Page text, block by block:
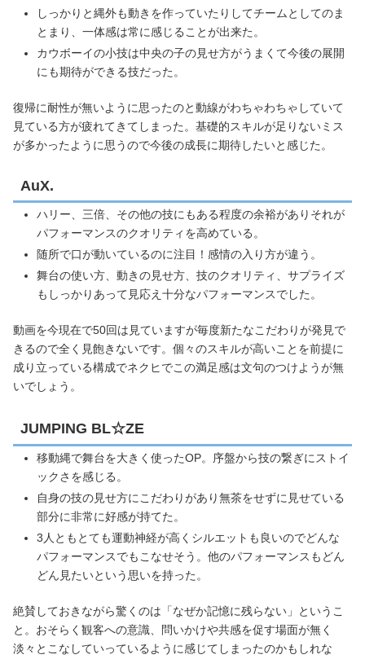
しっかりと縄外も動きを作っていたりしてチームとしてのま
とまり、一体感は常に感じることが出来た。
カウボーイの小技は中央の子の見せ方がうまくて今後の展開
にも期待ができる技だった。
復帰に耐性が無いように思ったのと動線がわちゃわちゃしていて
見ている方が疲れてきてしまった。基礎的スキルが足りないミス
が多かったように思うので今後の成長に期待したいと感じた。
AuX.
ハリー、三倍、その他の技にもある程度の余裕がありそれが
パフォーマンスのクオリティを高めている。
随所で口が動いているのに注目！感情の入り方が違う。
舞台の使い方、動きの見せ方、技のクオリティ、サプライズ
もしっかりあって見応え十分なパフォーマンスでした。
動画を今現在で50回は見ていますが毎度新たなこだわりが発見で
きるので全く見飽きないです。個々のスキルが高いことを前提に
成り立っている構成でネクヒでこの満足感は文句のつけようが無
いでしょう。
JUMPING BL☆ZE
移動縄で舞台を大きく使ったOP。序盤から技の繋ぎにストイ
ックさを感じる。
自身の技の見せ方にこだわりがあり無茶をせずに見せている
部分に非常に好感が持てた。
3人ともとても運動神経が高くシルエットも良いのでどんな
パフォーマンスでもこなせそう。他のパフォーマンスもどん
どん見たいという思いを持った。
絶賛しておきながら驚くのは「なぜか記憶に残らない」というこ
と。おそらく観客への意識、問いかけや共感を促す場面が無く
淡々とこなしていっているように感じてしまったのかもしれな